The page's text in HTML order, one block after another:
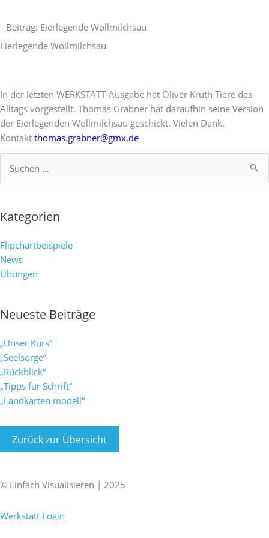
Inhalt
springen
Beitrag: Eierlegende Wollmilchsau
Eierlegende Wollmilchsau
In der letzten WERKSTATT-Ausgabe hat Oliver Kruth Tiere des
Alltags vorgestellt. Thomas Grabner hat daraufhin seine Version
der Eierlegenden Wollmilchsau geschickt. Vielen Dank.
Kontakt thomas.grabner@gmx.de
Suchen
nach:
Kategorien
Flipchartbeispiele
News
Übungen
Neueste Beiträge
„Unser Kurs“
„Seelsorge“
„Rückblick“
„Tipps für Schrift“
„Landkarten modell“
Zurück zur Übersicht
F
a
c
X
i
n
L
i
I
n
© Einfach Visualisieren | 2025
Werkstatt Login